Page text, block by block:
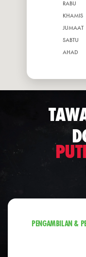
RABU
KHAMIS
JUMAAT
SABTU
AHAD
PENGAMBILAN &